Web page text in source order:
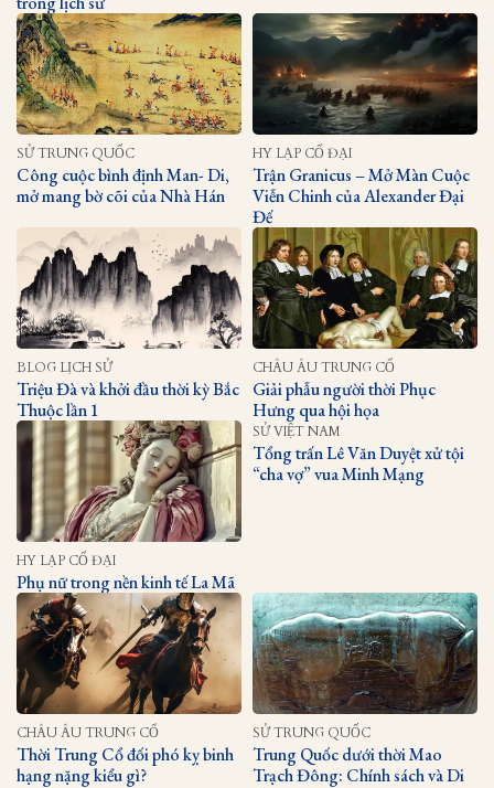
SỬ TRUNG QUỐC
Công cuộc bình định Man- Di,
mở mang bờ cõi của Nhà Hán
HY LẠP CỔ ĐẠI
Trận Granicus – Mở Màn Cuộc
Viễn Chinh của Alexander Đại
Đế
BLOG LỊCH SỬ
Triệu Đà và khởi đầu thời kỳ Bắc
Thuộc lần 1
CHÂU ÂU TRUNG CỔ
Giải phẫu người thời Phục
Hưng qua hội họa
HY LẠP CỔ ĐẠI
Phụ nữ trong nền kinh tế La Mã
SỬ VIỆT NAM
Tổng trấn Lê Văn Duyệt xử tội
“cha vợ” vua Minh Mạng
CHÂU ÂU TRUNG CỔ
Thời Trung Cổ đối phó kỵ binh
hạng nặng kiểu gì?
SỬ TRUNG QUỐC
Trung Quốc dưới thời Mao
Trạch Đông: Chính sách và Di